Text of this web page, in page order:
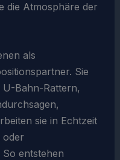
die Atmosphäre der
als
Sie
Bahn-Rattern,
sie in Echtzeit
entstehen